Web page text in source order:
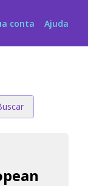
conta Ajuda